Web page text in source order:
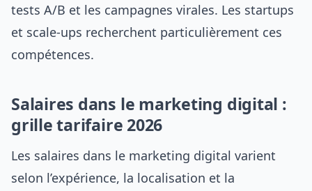
tests A/B et les campagnes virales. Les startups
et scale-ups recherchent particulièrement ces
compétences.
Salaires dans le marketing digital :
grille tarifaire 2026
Les salaires dans le marketing digital varient
selon l’expérience, la localisation et la